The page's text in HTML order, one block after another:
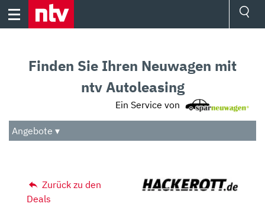
Skip
Audio
Das Beste
Finden Sie Ihren Neuwagen mit
ntv Autoleasing
Ein Service von
Angebote ▾
Zurück zu den
Deals